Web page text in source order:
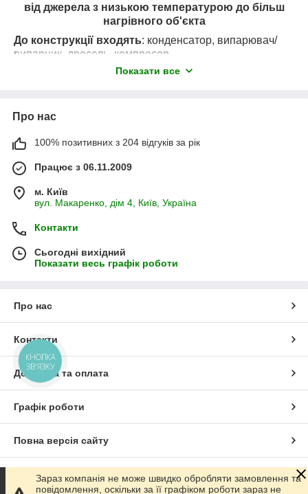
від джерела з низькою температурою до більш
нагрівного об'єкта
До конструкції входять: конденсатор, випарювач/
випарник, дросель, компресор.
Для пуску всіх типів пристроїв потрібна електрика або
Головна функція теплового насоса —
середовища в опалювальну систему
Зовнішній насосний контур збирають
Зовнішні контури теплових насосів бувають:
Зовнішній повітряний контур.
зовнішнього повітря. Насос абсорбує теплоту з
повітря/газа, який за низької температури стає
рідиною. Рідина рухається через компресор,
нагріваючись, і далі віддає своє тепло контурам
опалення й водопостачання. Для роботи теплового
насоса зимово застосовується антифриз. В умовах
Показати все
Про нас
100% позитивних з 204 відгуків за рік
Працює з 06.11.2009
м. Київ
вул. Макаренко, дім 4, Київ, Україна
Контакти
Сьогодні вихідний
Показати весь графік роботи
Про нас
Контакти
Доставка та оплата
Графік роботи
Повна версія сайту
Сайт створено на маркетплейсі Prom.ua
Зараз компанія не може швидко обробляти замовлення та
повідомлення, оскільки за її графіком роботи зараз не
КНОПКА
ЗВ'ЯЗКУ